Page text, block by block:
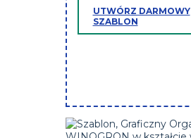
UTWÓRZ DARMOWY
SZABLON